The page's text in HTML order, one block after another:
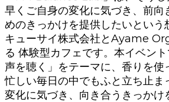
早くご自身の変化に気づき、前向
めのきっかけを提供したいという
キューサイ株式会社とAyame
る 体験型カフェです。本イベン
声を聴く」をテーマに、香りを使
忙しい毎日の中でもふと立ち止ま
変化に気づき、向き合うきっかけ